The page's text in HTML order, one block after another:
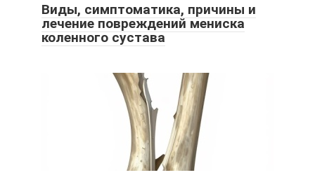
Виды, симптоматика, причины и
лечение повреждений мениска
коленного сустава